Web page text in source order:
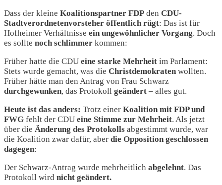
Dass der kleine Koalitionspartner FDP den CDU-
Stadtverordnetenvorsteher öffentlich rügt: Das ist für
Hofheimer Verhältnisse ein ungewöhnlicher Vorgang. Doch
es sollte noch schlimmer kommen:
Früher hatte die CDU eine starke Mehrheit im Parlament:
Stets wurde gemacht, was die Christdemokraten wollten.
Früher hätte man den Antrag von Frau Schwarz
durchgewunken, das Protokoll geändert – alles gut.
Heute ist das anders: Trotz einer Koalition mit FDP und
FWG fehlt der CDU eine Stimme zur Mehrheit. Als jetzt
über die Änderung des Protokolls abgestimmt wurde, war
die Koalition zwar dafür, aber die Opposition geschlossen
dagegen:
Der Schwarz-Antrag wurde mehrheitlich abgelehnt. Das
Protokoll wird nicht geändert.